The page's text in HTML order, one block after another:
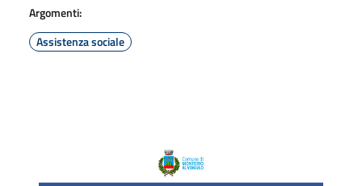
Argomenti:
Assistenza sociale